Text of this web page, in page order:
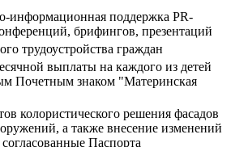
информационная поддержка PR-
брифингов, презентаций
трудоустройства граждан
выплаты на каждого из детей
Почетным знаком "Материнская
колористического решения фасадов
а также внесение изменений
Паспорта